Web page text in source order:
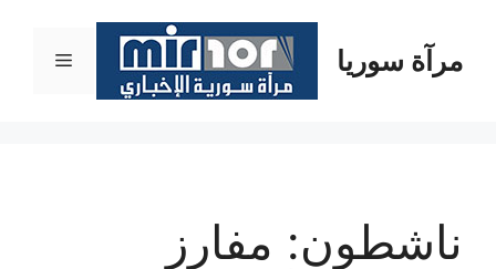
المحتوىمرآة سوريا القائمة
ناشطون: مفارز